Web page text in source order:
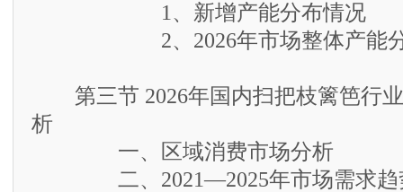
1、新增产能分布情况
2、2026年市场整体产能
第三节 2026年国内扫把枝篱笆行业
析
一、区域消费市场分析
二、2021—2025年市场需求趋势